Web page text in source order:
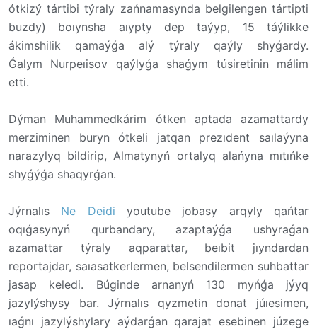
ótkizý tártibi týraly zańnamasynda belgilengen tártipti
buzdy) boıynsha aıypty dep taýyp, 15 táýlikke
ákimshilik qamaýǵa alý týraly qaýly shyǵardy.
Ǵalym Nurpeıisov qaýlyǵa shaǵym túsiretinin málim
etti.
Dýman Muhammedkárim ótken aptada azamattardy
merziminen buryn ótkeli jatqan prezıdent saılaýyna
narazylyq bildirip, Almatynyń ortalyq alańyna mıtıńke
shyǵýǵa shaqyrǵan.
Jýrnalıs Ne Deidi youtube jobasy arqyly qańtar
oqıǵasynyń qurbandary, azaptaýǵa ushyraǵan
azamattar týraly aqparattar, beıbit jıyndardan
reportajdar, saıasatkerlermen, belsendilermen suhbattar
jasap keledi. Búginde arnanyń 130 myńǵa jýyq
jazylýshysy bar. Jýrnalıs qyzmetin donat júıesimen,
ıaǵnı jazylýshylary aýdarǵan qarajat esebinen júzege